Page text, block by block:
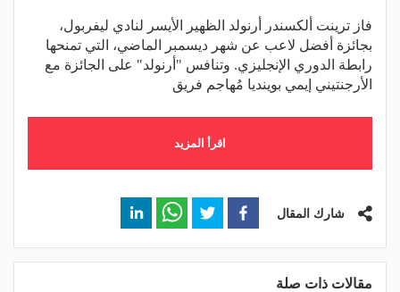
فاز ترينت ألكسندر أرنولد الظهير الأيسر لنادي ليفربول،
بجائزة أفضل لاعب عن شهر ديسمبر الماضي، التي تمنحها
رابطة الدوري الإنجليزي. وتنافس "أرنولد" على الجائزة مع
الأرجنتيني إيمي بوينديا مُهاجم فريق
اقرأ المزيد
شارك المقال
مقالات ذات صلة